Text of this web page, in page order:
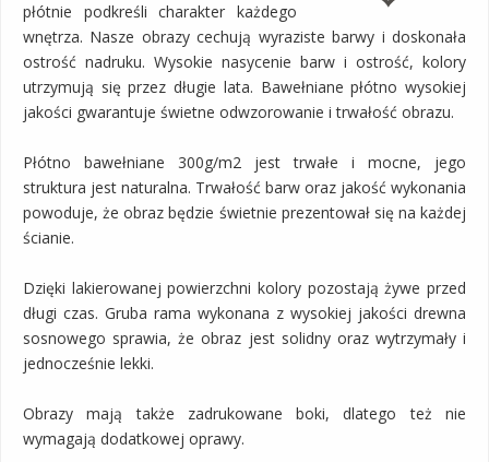
płótnie podkreśli charakter każdego
wnętrza. Nasze obrazy cechują wyraziste barwy i doskonała
ostrość nadruku. Wysokie nasycenie barw i ostrość, kolory
utrzymują się przez długie lata. Bawełniane płótno wysokiej
jakości gwarantuje świetne odwzorowanie i trwałość obrazu.
Płótno bawełniane 300g/m2 jest trwałe i mocne, jego
struktura jest naturalna. Trwałość barw oraz jakość wykonania
powoduje, że obraz będzie świetnie prezentował się na każdej
ścianie.
Dzięki lakierowanej powierzchni kolory pozostają żywe przed
długi czas. Gruba rama wykonana z wysokiej jakości drewna
sosnowego sprawia, że obraz jest solidny oraz wytrzymały i
jednocześnie lekki.
Obrazy mają także zadrukowane boki, dlatego też nie
wymagają dodatkowej oprawy.